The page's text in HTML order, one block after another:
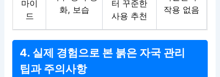
마이
드
화, 보습
터 꾸준한
사용 추천
작용 없음
4. 실제 경험으로 본 붉은 자국 관리
팁과 주의사항